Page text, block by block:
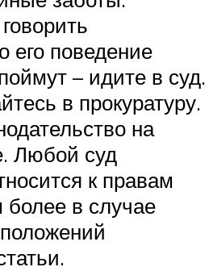
его поведение
– идите в суд.
в прокуратуру.
на
Любой суд
к правам
более в случае